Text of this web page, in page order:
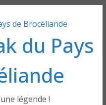
du Pays
légende !